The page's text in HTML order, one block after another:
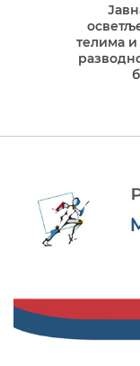
телима и